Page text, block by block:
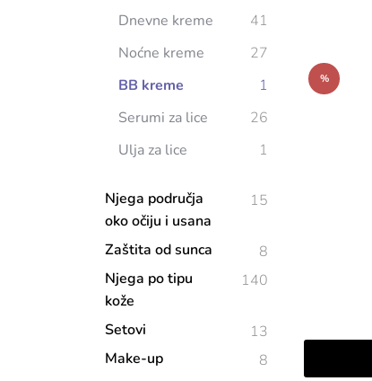
Dnevne kreme
41
Noćne kreme
27
BB kreme
1
Serumi za lice
26
Ulja za lice
1
Njega područja
oko očiju i usana
15
Zaštita od sunca
8
Njega po tipu
kože
140
Setovi
13
Make-up
8
%